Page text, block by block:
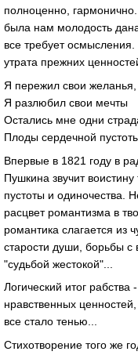
полноценно,
была нам молодость
все требует
утрата прежних
Я пережил свои желанья,
Я разлюбил свои мечты
Остались мне одни
Плоды сердечной
Впервые в 1821 году в
Пушкина звучит
пустоты и одиночества.
расцвет романтизма в
романтика слагается из
старости души, борьбы
"судьбой жестокой"...
Логический итог
нравственных
все стало тенью...
Стихотворение того же